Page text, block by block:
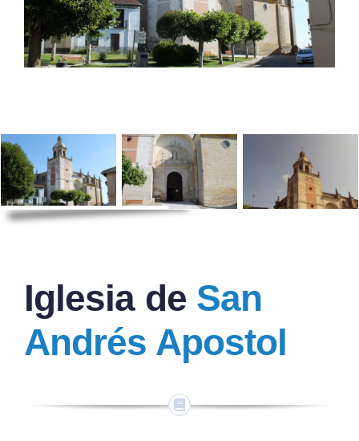
Iglesia de San
Andrés Apostol